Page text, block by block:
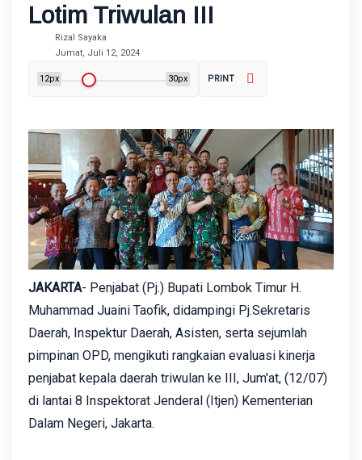
Lotim Triwulan III
Rizal Sayaka
Jumat, Juli 12, 2024
12px 30px PRINT
JAKARTA- Penjabat (Pj.) Bupati Lombok Timur H.
Muhammad Juaini Taofik, didampingi Pj.Sekretaris
Daerah, Inspektur Daerah, Asisten, serta sejumlah
pimpinan OPD, mengikuti rangkaian evaluasi kinerja
penjabat kepala daerah triwulan ke III, Jum'at, (12/07)
di lantai 8 Inspektorat Jenderal (Itjen) Kementerian
Dalam Negeri, Jakarta.